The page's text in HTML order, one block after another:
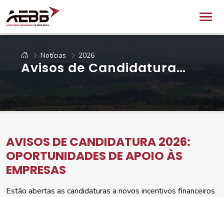
Notícias 2026
Avisos de Candidatura
AVISOS DE CANDIDATURA 2026:
OPORTUNIDADES DE APOIO ÀS
EMPRESAS
Estão abertas as candidaturas a novos incentivos financeiros